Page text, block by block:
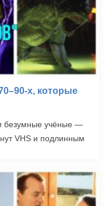
х, которые
безумные учёные —
VHS и подлинным